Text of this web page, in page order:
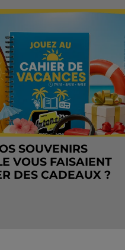
SOUVENIRS
VOUS FAISAIENT
DES CADEAUX ?